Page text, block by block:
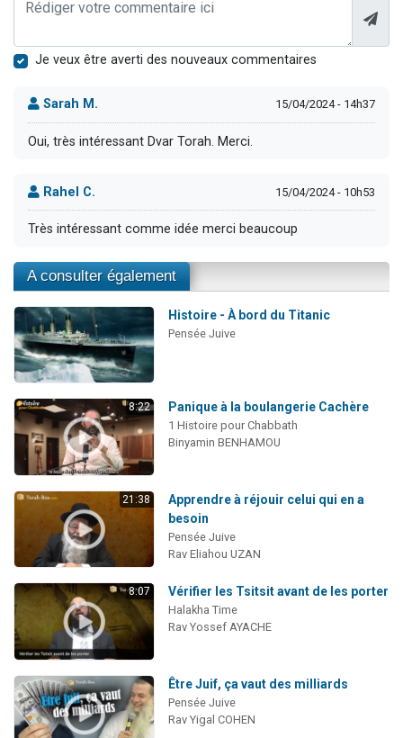
Je veux être averti des nouveaux commentaires
Sarah M. 15/04/2024 - 14h37
Oui, très intéressant Dvar Torah. Merci.
Rahel C. 15/04/2024 - 10h53
Très intéressant comme idée merci beaucoup
A consulter également
Histoire - À bord du Titanic
Pensée Juive
8:22 Panique à la boulangerie Cachère
1 Histoire pour Chabbath
Binyamin BENHAMOU
21:38
Apprendre à réjouir celui qui en a
besoin
Pensée Juive
Rav Eliahou UZAN
8:07 Vérifier les Tsitsit avant de les porter
Halakha Time
Rav Yossef AYACHE
Être Juif, ça vaut des milliards
Pensée Juive
Rav Yigal COHEN